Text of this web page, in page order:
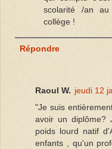
scolarité /an
collège !
Répondre
Raoul W. jeudi 12
"Je suis
avoir un diplôme?
poids lourd natif
enfants , qu'un